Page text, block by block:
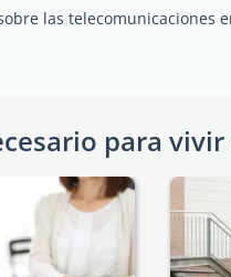
las telecomunicaciones
para